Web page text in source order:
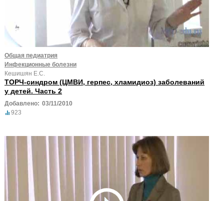
Общая педиатрия
Инфекционные болезни
Кешишян Е.С.
ТОРЧ-синдром (ЦМВИ, герпес, хламидиоз) заболеваний
у детей. Часть 2
Добавлено: 03/11/2010
923